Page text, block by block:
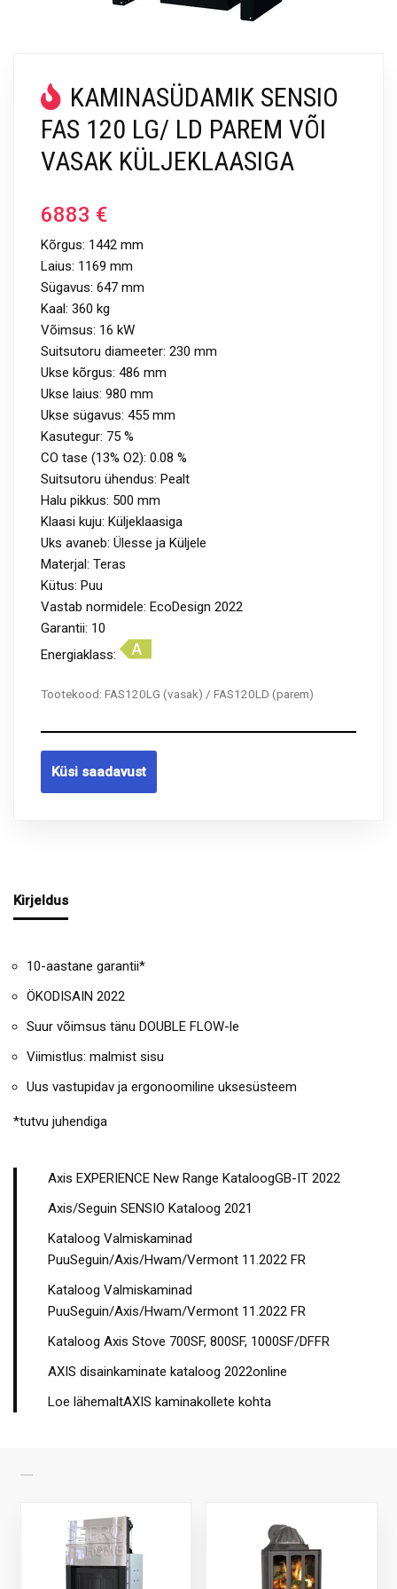
KAMINASÜDAMIK SENSIO
FAS 120 LG/ LD PAREM VÕI
VASAK KÜLJEKLAASIGA
6883 €
Kõrgus: 1442 mm
Laius: 1169 mm
Sügavus: 647 mm
Kaal: 360 kg
Võimsus: 16 kW
Suitsutoru diameeter: 230 mm
Ukse kõrgus: 486 mm
Ukse laius: 980 mm
Ukse sügavus: 455 mm
Kasutegur: 75 %
CO tase (13% O2): 0.08 %
Suitsutoru ühendus: Pealt
Halu pikkus: 500 mm
Klaasi kuju: Küljeklaasiga
Uks avaneb: Ülesse ja Küljele
Materjal: Teras
Kütus: Puu
Vastab normidele: EcoDesign 2022
Garantii: 10
Energiaklass:
Tootekood: FAS120LG (vasak) / FAS120LD (parem)
Küsi saadavust
Kirjeldus
10-aastane garantii*
ÖKODISAIN 2022
Suur võimsus tänu DOUBLE FLOW-le
Viimistlus: malmist sisu
Uus vastupidav ja ergonoomiline uksesüsteem
*tutvu juhendiga
Axis EXPERIENCE New Range KataloogGB-IT 2022
Axis/Seguin SENSIO Kataloog 2021
Kataloog Valmiskaminad
PuuSeguin/Axis/Hwam/Vermont 11.2022 FR
Kataloog Valmiskaminad
PuuSeguin/Axis/Hwam/Vermont 11.2022 FR
Kataloog Axis Stove 700SF, 800SF, 1000SF/DFFR
AXIS disainkaminate kataloog 2022online
Loe lähemaltAXIS kaminakollete kohta